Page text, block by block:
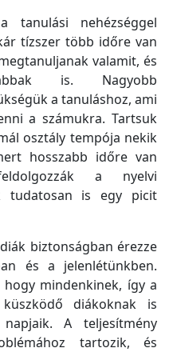
tanulási nehézséggel
tízszer több időre van
valamit, és
is. Nagyobb
a tanuláshoz, ami
a számukra. Tartsuk
osztály tempója nekik
hosszabb időre van
a nyelvi
tudatosan is egy picit
biztonságban érezze
és a jelenlétünkben.
mindenkinek, így a
diákoknak is
A teljesítmény
tartozik, és